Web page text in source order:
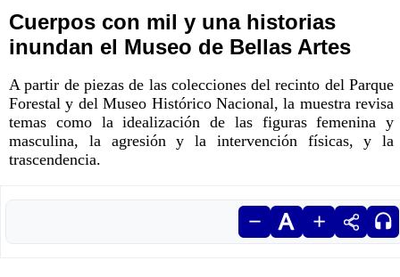
Cuerpos con mil y una historias
inundan el Museo de Bellas Artes
A partir de piezas de las colecciones del recinto del Parque
Forestal y del Museo Histórico Nacional, la muestra revisa
temas como la idealización de las figuras femenina y
masculina, la agresión y la intervención físicas, y la
trascendencia.